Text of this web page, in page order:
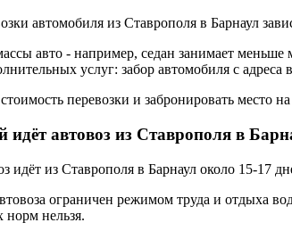
автомобиля из Ставрополя в Барнаул
авто - например, седан занимает меньше
услуг: забор автомобиля с адреса
перевозки и забронировать место
автовоз из Ставрополя в
идёт из Ставрополя в Барнаул около 15-17
ограничен режимом труда и отдыха
норм нельзя.